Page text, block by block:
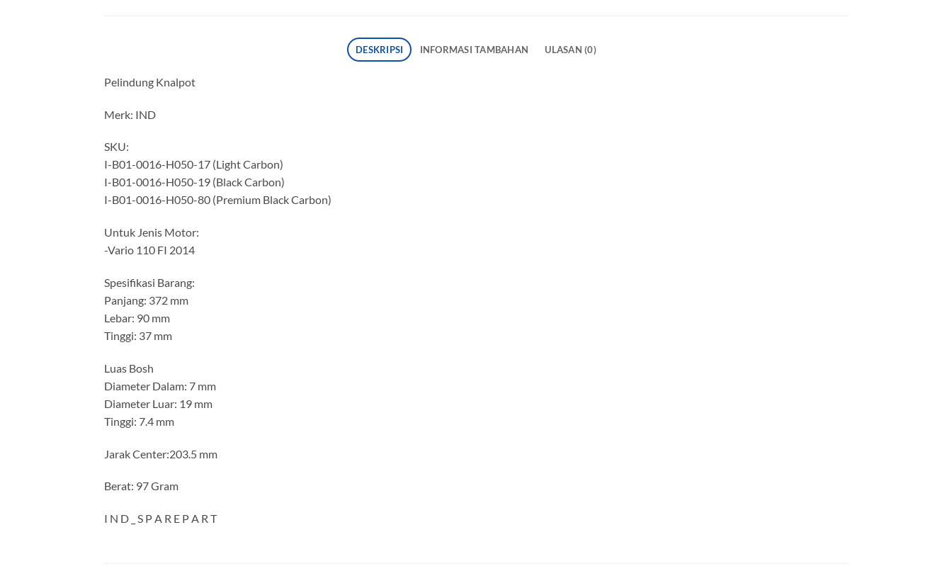
DESKRIPSI INFORMASI TAMBAHAN ULASAN (0)
Pelindung Knalpot
Merk: IND
SKU:
I-B01-0016-H050-17 (Light Carbon)
I-B01-0016-H050-19 (Black Carbon)
I-B01-0016-H050-80 (Premium Black Carbon)
Untuk Jenis Motor:
-Vario 110 FI 2014
Spesifikasi Barang:
Panjang: 372 mm
Lebar: 90 mm
Tinggi: 37 mm
Luas Bosh
Diameter Dalam: 7 mm
Diameter Luar: 19 mm
Tinggi: 7.4 mm
Jarak Center:203.5 mm
Berat: 97 Gram
I N D _ S P A R E P A R T